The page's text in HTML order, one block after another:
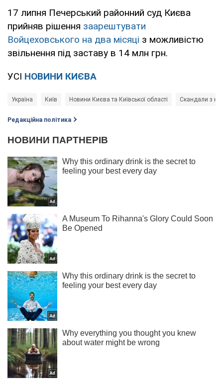
17 липня Печерський районний суд Києва
прийняв рішення заарештувати
Войцеховського на два місяці з можливістю
звільнення під заставу в 14 млн грн.
УСІ НОВИНИ КИЄВА
Україна Київ Новини Києва та Київської області Скандали з
Редакційна політика